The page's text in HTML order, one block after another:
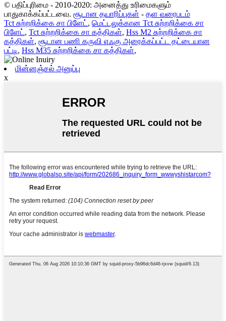
© பதிப்புரிமை - 2010-2020: அனைத்து உரிமைகளும்
பாதுகாக்கப்பட்டவை. சூடான தயாரிப்புகள் - தள வரைபடம்
Tct சுற்றறிக்கை சா பிளேட், மெட்டலுக்கான Tct சுற்றறிக்கை சா
பிளேட், Tct சுற்றறிக்கை சா கத்திகள், Hss M2 சுற்றறிக்கை சா
கத்திகள், சூடான பணி கருவி எஃகு அரைக்கப்பட்ட தட்டையான
பட்டி, Hss M35 சுற்றறிக்கை சா கத்திகள்,
மின்னஞ்சல் அனுப்பு
x